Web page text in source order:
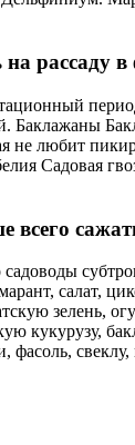
рассаду в
Баклажаны
не любит
Садовая
салат,
зелень,
кукурузу,
фасоль,